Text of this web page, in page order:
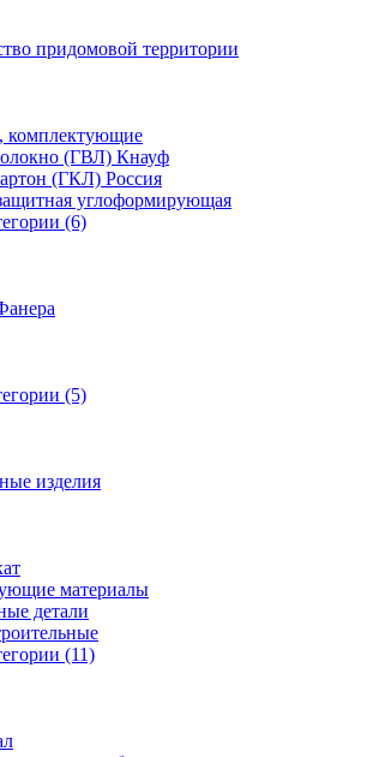
придомовой территории
комплектующие
(ГВЛ) Кнауф
(ГКЛ) Россия
углоформирующая
(6)
(5)
изделия
материалы
детали
(11)